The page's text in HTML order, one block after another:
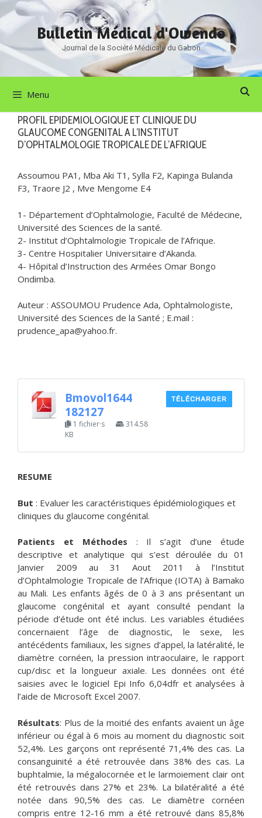
Aller
au
contenu
Bulletin Médical d'Owendo
Journal de la Société Médicale du Gabon
Menu
PROFIL EPIDEMIOLOGIQUE ET CLINIQUE DU
GLAUCOME CONGENITAL A L’INSTITUT
D’OPHTALMOLOGIE TROPICALE DE L’AFRIQUE
Assoumou PA1, Mba Aki T1, Sylla F2, Kapinga Bulanda
F3, Traore J2 , Mve Mengome E4
1- Département d’Ophtalmologie, Faculté de Médecine,
Université des Sciences de la santé.
2- Institut d’Ophtalmologie Tropicale de l’Afrique.
3- Centre Hospitalier Universitaire d’Akanda.
4- Hôpital d’Instruction des Armées Omar Bongo
Ondimba.
Auteur : ASSOUMOU Prudence Ada, Ophtalmologiste,
Université des Sciences de la Santé ; E.mail :
prudence_apa@yahoo.fr.
Bmovol1644
182127
1 fichier·s
314.58
KB
TÉLÉCHARGER
RESUME
But : Evaluer les caractéristiques épidémiologiques et
cliniques du glaucome congénital.
Patients et Méthodes : Il s’agit d’une étude
descriptive et analytique qui s’est déroulée du 01
Janvier 2009 au 31 Aout 2011 à l’Institut
d’Ophtalmologie Tropicale de l’Afrique (IOTA) à Bamako
au Mali. Les enfants âgés de 0 à 3 ans présentant un
glaucome congénital et ayant consulté pendant la
période d’étude ont été inclus. Les variables étudiées
concernaient l’âge de diagnostic, le sexe, les
antécédents familiaux, les signes d’appel, la latéralité, le
diamètre cornéen, la pression intraoculaire, le rapport
cup/disc et la longueur axiale. Les données ont été
saisies avec le logiciel Epi Info 6,04dfr et analysées à
l’aide de Microsoft Excel 2007.
Résultats: Plus de la moitié des enfants avaient un âge
inférieur ou égal à 6 mois au moment du diagnostic soit
52,4%. Les garçons ont représenté 71,4% des cas. La
consanguinité a été retrouvée dans 38% des cas. La
buphtalmie, la mégalocornée et le larmoiement clair ont
été retrouvés dans 27% et 23%. La bilatéralité a été
notée dans 90,5% des cas. Le diamètre cornéen
compris entre 12-16 mm a été retrouvé dans 85,8%